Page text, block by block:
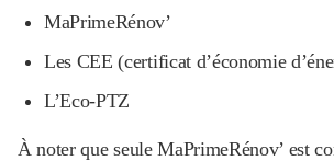
MaPrimeRénov’
Les CEE (certificat d’économie
L’Eco-PTZ
À noter que seule MaPrimeRénov’ est